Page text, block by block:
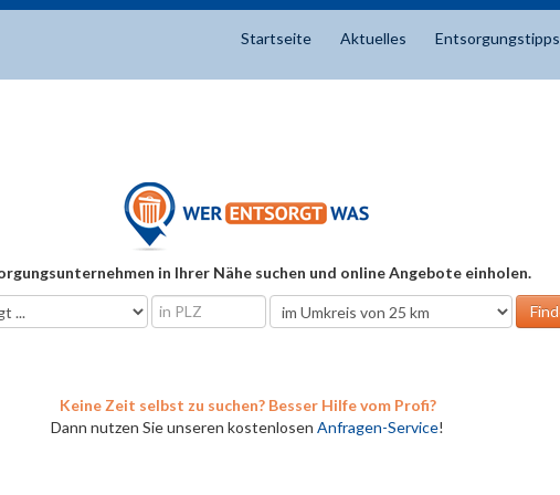
Startseite Aktuelles Entsorgungstipps
in Ihrer Nähe suchen und online Angebote einholen.
Keine Zeit selbst zu suchen? Besser Hilfe vom Profi?
Dann nutzen Sie unseren kostenlosen Anfragen-Service!